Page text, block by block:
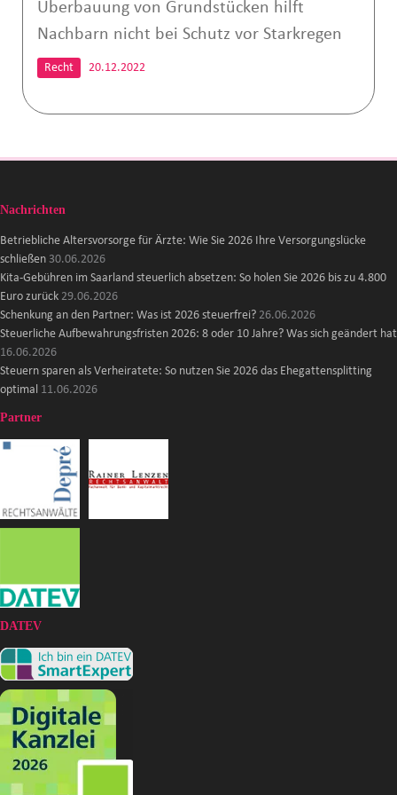
Überbauung von Grundstücken hilft
Nachbarn nicht bei Schutz vor Starkregen
Recht 20.12.2022
Nachrichten
Betriebliche Altersvorsorge für Ärzte: Wie Sie 2026 Ihre Versorgungslücke
schließen 30.06.2026
Kita-Gebühren im Saarland steuerlich absetzen: So holen Sie 2026 bis zu 4.800
Euro zurück 29.06.2026
Schenkung an den Partner: Was ist 2026 steuerfrei? 26.06.2026
Steuerliche Aufbewahrungsfristen 2026: 8 oder 10 Jahre? Was sich geändert hat
16.06.2026
Steuern sparen als Verheiratete: So nutzen Sie 2026 das Ehegattensplitting
optimal 11.06.2026
Partner
DATEV